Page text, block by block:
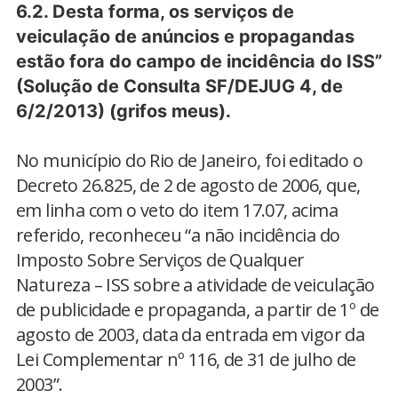
6.2. Desta forma, os serviços de
veiculação de anúncios e propagandas
estão fora do campo de incidência do ISS”
(Solução de Consulta SF/DEJUG 4, de
6/2/2013) (grifos meus).
No município do Rio de Janeiro, foi editado o
Decreto 26.825, de 2 de agosto de 2006, que,
em linha com o veto do item 17.07, acima
referido, reconheceu “a não incidência do
Imposto Sobre Serviços de Qualquer
Natureza – ISS sobre a atividade de veiculação
de publicidade e propaganda, a partir de 1º de
agosto de 2003, data da entrada em vigor da
Lei Complementar nº 116, de 31 de julho de
2003”.